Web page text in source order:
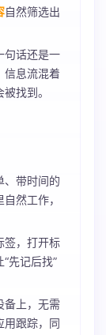
自然筛选出
句话还是一
信息流混着
找到。
、带时间的
然工作，
签，打开标
先记后找”
备上，无需
用跟踪，同